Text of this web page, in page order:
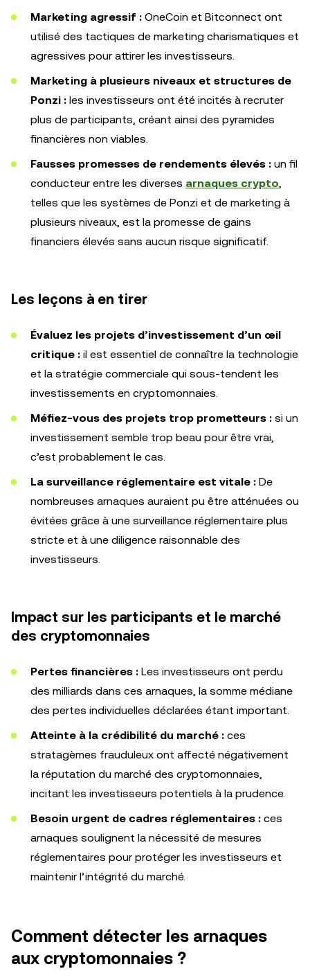
Marketing agressif : OneCoin et Bitconnect ont
utilisé des tactiques de marketing charismatiques et
agressives pour attirer les investisseurs.
Marketing à plusieurs niveaux et structures de
Ponzi : les investisseurs ont été incités à recruter
plus de participants, créant ainsi des pyramides
financières non viables.
Fausses promesses de rendements élevés : un fil
conducteur entre les diverses arnaques crypto,
telles que les systèmes de Ponzi et de marketing à
plusieurs niveaux, est la promesse de gains
financiers élevés sans aucun risque significatif.
Les leçons à en tirer
Évaluez les projets d’investissement d’un œil
critique : il est essentiel de connaître la technologie
et la stratégie commerciale qui sous-tendent les
investissements en cryptomonnaies.
Méfiez-vous des projets trop prometteurs : si un
investissement semble trop beau pour être vrai,
c’est probablement le cas.
La surveillance réglementaire est vitale : De
nombreuses arnaques auraient pu être atténuées ou
évitées grâce à une surveillance réglementaire plus
stricte et à une diligence raisonnable des
investisseurs.
Impact sur les participants et le marché
des cryptomonnaies
Pertes financières : Les investisseurs ont perdu
des milliards dans ces arnaques, la somme médiane
des pertes individuelles déclarées étant important.
Atteinte à la crédibilité du marché : ces
stratagèmes frauduleux ont affecté négativement
la réputation du marché des cryptomonnaies,
incitant les investisseurs potentiels à la prudence.
Besoin urgent de cadres réglementaires : ces
arnaques soulignent la nécessité de mesures
réglementaires pour protéger les investisseurs et
maintenir l’intégrité du marché.
Comment détecter les arnaques
aux cryptomonnaies ?